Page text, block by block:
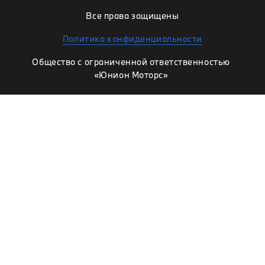
Все права защищены
Политика конфиденциальности
Общество с ограниченной ответственностью
«Юнион Моторс»